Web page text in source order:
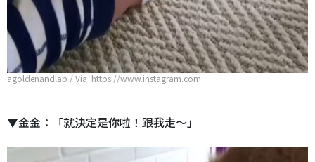
agoldenandlab / Via https://www.instagram.com
▼金金：「就決定是你啦！跟我走～」